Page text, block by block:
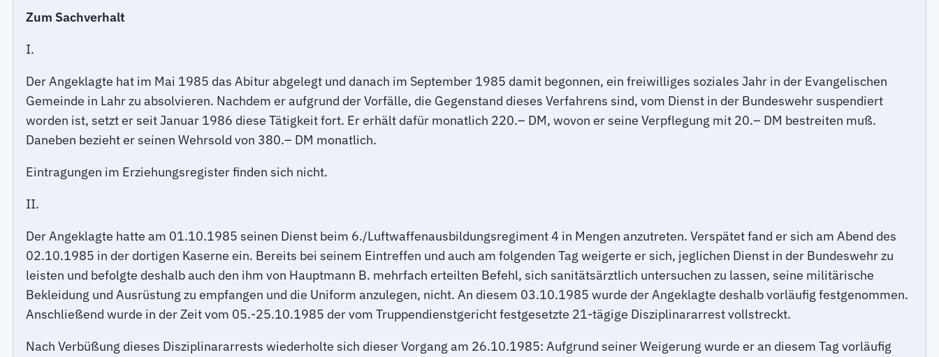
Zum Sachverhalt
I.
Der Angeklagte hat im Mai 1985 das Abitur abgelegt und danach im September 1985 damit begonnen, ein freiwilliges soziales Jahr in der Evangelischen
Gemeinde in Lahr zu absolvieren. Nachdem er aufgrund der Vorfälle, die Gegenstand dieses Verfahrens sind, vom Dienst in der Bundeswehr suspendiert
worden ist, setzt er seit Januar 1986 diese Tätigkeit fort. Er erhält dafür monatlich 220.– DM, wovon er seine Verpflegung mit 20.– DM bestreiten muß.
Daneben bezieht er seinen Wehrsold von 380.– DM monatlich.
Eintragungen im Erziehungsregister finden sich nicht.
II.
Der Angeklagte hatte am 01.10.1985 seinen Dienst beim 6./Luftwaffenausbildungsregiment 4 in Mengen anzutreten. Verspätet fand er sich am Abend des
02.10.1985 in der dortigen Kaserne ein. Bereits bei seinem Eintreffen und auch am folgenden Tag weigerte er sich, jeglichen Dienst in der Bundeswehr zu
leisten und befolgte deshalb auch den ihm von Hauptmann B. mehrfach erteilten Befehl, sich sanitätsärztlich untersuchen zu lassen, seine militärische
Bekleidung und Ausrüstung zu empfangen und die Uniform anzulegen, nicht. An diesem 03.10.1985 wurde der Angeklagte deshalb vorläufig festgenommen.
Anschließend wurde in der Zeit vom 05.-25.10.1985 der vom Truppendienstgericht festgesetzte 21-tägige Disziplinararrest vollstreckt.
Nach Verbüßung dieses Disziplinararrests wiederholte sich dieser Vorgang am 26.10.1985: Aufgrund seiner Weigerung wurde er an diesem Tag vorläufig